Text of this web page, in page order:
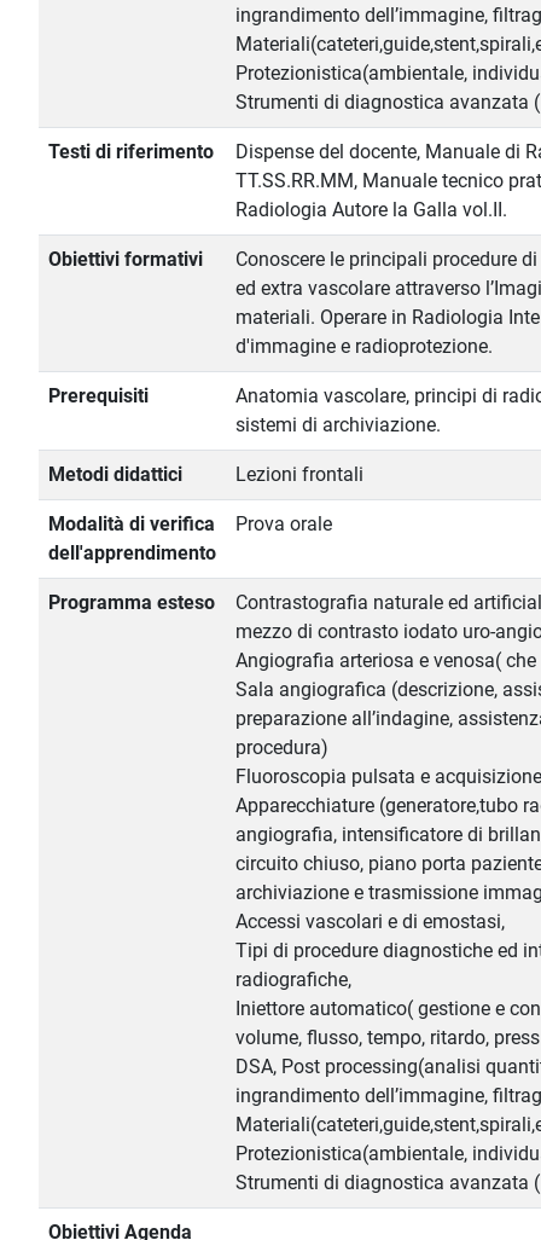
ingrandimento dell’immagine,
Protezionistica(ambientale,
Strumenti di diagnostica avanzata
Testi di riferimento
Dispense del docente, Manuale di
TT.SS.RR.MM, Manuale tecnico
Radiologia Autore la Galla vol.II.
Obiettivi formativi
Conoscere le principali procedure
ed extra vascolare attraverso
materiali. Operare in Radiologia
d'immagine e radioprotezione.
Prerequisiti
Anatomia vascolare, principi di
sistemi di archiviazione.
Metodi didattici Lezioni frontali
Modalità di verifica
dell'apprendimento
Prova orale
Programma esteso
Contrastografia naturale ed
mezzo di contrasto iodato uro-
Angiografia arteriosa e venosa( che
Sala angiografica (descrizione,
preparazione all’indagine,
procedura)
Fluoroscopia pulsata e
Apparecchiature (generatore,tubo
angiografia, intensificatore di
circuito chiuso, piano porta
archiviazione e trasmissione
Accessi vascolari e di emostasi,
Tipi di procedure diagnostiche ed
radiografiche,
Iniettore automatico( gestione e
volume, flusso, tempo, ritardo,
DSA, Post processing(analisi
ingrandimento dell’immagine,
Protezionistica(ambientale,
Strumenti di diagnostica avanzata
Obiettivi Agenda